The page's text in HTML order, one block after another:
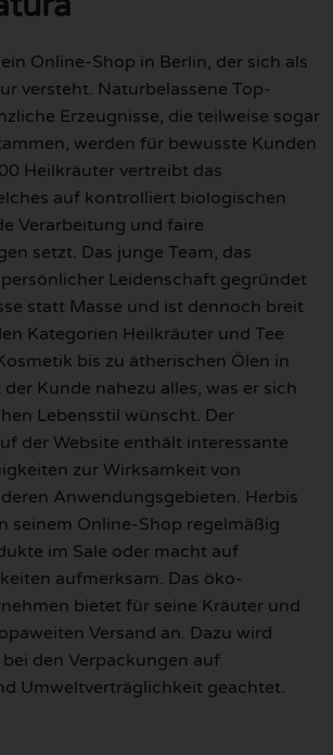
Online-Shop in Berlin, der sich als
versteht. Naturbelassene Top-
Erzeugnisse, die teilweise sogar
werden für bewusste Kunden
Heilkräuter vertreibt das
auf kontrolliert biologischen
Verarbeitung und faire
setzt. Das junge Team, das
Leidenschaft gegründet
statt Masse und ist dennoch breit
Kategorien Heilkräuter und Tee
bis zu ätherischen Ölen in
Kunde nahezu alles, was er sich
Lebensstil wünscht. Der
der Website enthält interessante
zur Wirksamkeit von
Anwendungsgebieten. Herbis
seinem Online-Shop regelmäßig
im Sale oder macht auf
aufmerksam. Das öko-
bietet für seine Kräuter und
Versand an. Dazu wird
den Verpackungen auf
Umweltverträglichkeit geachtet.